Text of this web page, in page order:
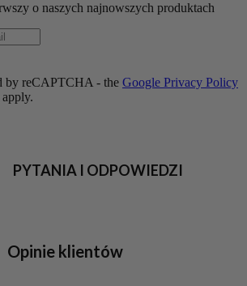
o naszych najnowszych produktach
by reCAPTCHA - the Google Privacy Policy
apply.
PYTANIA I ODPOWIEDZI
Opinie klientów